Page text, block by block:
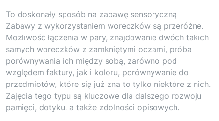
To doskonały sposób na zabawę sensoryczną
Zabawy z wykorzystaniem woreczków są przeróżne.
Możliwość łączenia w pary, znajdowanie dwóch takich
samych woreczków z zamkniętymi oczami, próba
porównywania ich między sobą, zarówno pod
względem faktury, jak i koloru, porównywanie do
przedmiotów, które się już zna to tylko niektóre z nich.
Zajęcia tego typu są kluczowe dla dalszego rozwoju
pamięci, dotyku, a także zdolności opisowych.